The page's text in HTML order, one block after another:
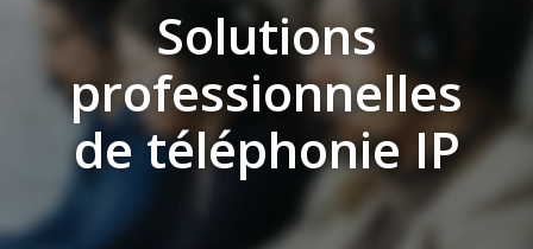
Solutions
professionnelles
de téléphonie IP